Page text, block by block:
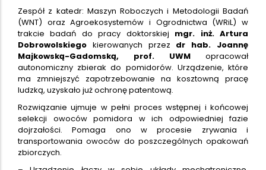
Zespół z katedr: Maszyn Roboczych i Metodologii Badań
(WNT) oraz Agroekosystemów i Ogrodnictwa (WRiL) w
trakcie badań do pracy doktorskiej mgr. inż. Artura
Dobrowolskiego kierowanych przez dr hab. Joannę
Majkowską-Gadomską, prof. UWM opracował
autonomiczny zbierak do pomidorów. Urządzenie, które
ma zmniejszyć zapotrzebowanie na kosztowną pracę
ludzką, uzyskało już ochronę patentową.
Rozwiązanie ujmuje w pełni proces wstępnej i końcowej
selekcji owoców pomidora w ich odpowiedniej fazie
dojrzałości. Pomaga ono w procesie zrywania i
transportowania owoców do poszczególnych opakowań
zbiorczych.